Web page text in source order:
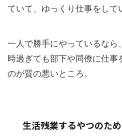
ていて、ゆっくり仕事をして
一人で勝手にやっているなら
時過ぎても部下や同僚に仕事
のが質の悪いところ。
生活残業するやつのた